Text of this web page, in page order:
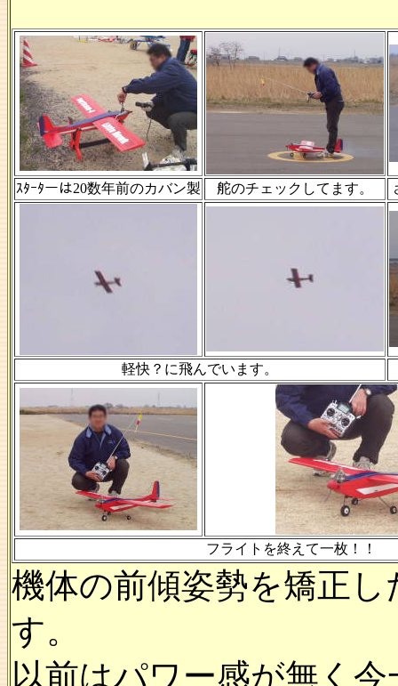
ｽﾀｰﾀーは20数年前のカバン製 舵のチェックしてます。
軽快？に飛んでいます。
フライトを終えて一枚！！
機体の前傾姿勢を矯正
す。
以前はパワー感が無く